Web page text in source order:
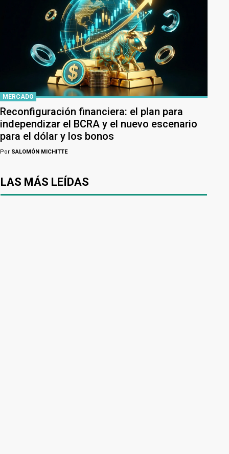
MERCADO
Reconfiguración financiera: el plan para
independizar el BCRA y el nuevo escenario
para el dólar y los bonos
Por SALOMÓN MICHITTE
LAS MÁS LEÍDAS